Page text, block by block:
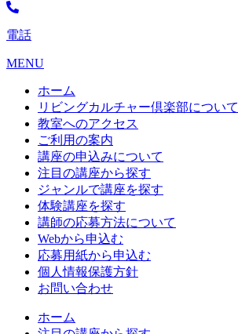
電話
MENU
ホーム
リビングカルチャー倶楽部について
教室へのアクセス
ご利用の案内
講座の申込みについて
注目の講座から探す
ジャンルで講座を探す
体験講座を探す
講師の応募方法について
Webから申込む
応募用紙から申込む
個人情報保護方針
お問い合わせ
ホーム